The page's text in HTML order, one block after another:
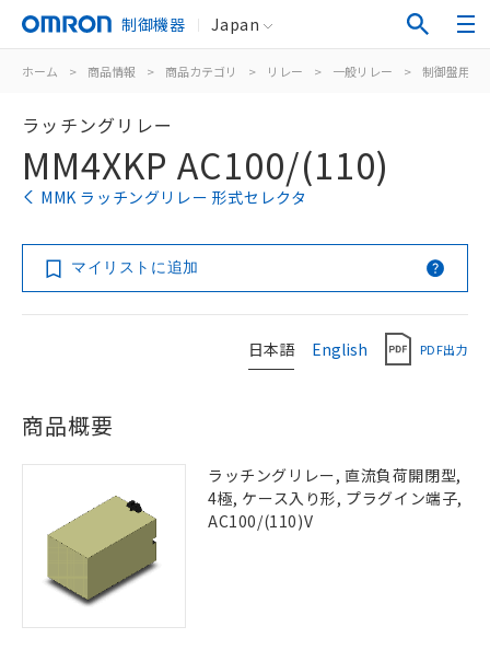
制御機器 Japan
ホーム > 商品情報 > 商品カテゴリ > リレー > 一般リレー > 制御盤用
ラッチングリレー
MM4XKP AC100/(110)
MMK ラッチングリレー 形式セレクタ
マイリストに追加
日本語 English PDF出力
商品概要
ラッチングリレー, 直流負荷開閉型,
4極, ケース入り形, プラグイン端子,
AC100/(110)V